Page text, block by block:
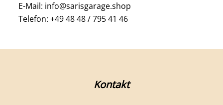
E-Mail: info@sarisgarage.shop
Telefon: +49 48 48 / 795 41 46
Kontakt